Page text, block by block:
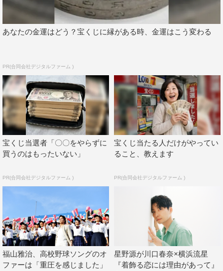
この日はほかに、関ジャニ∞、ゴールデンボンバー、
TWICE、福山雅治、WANIMAが出演する。
＜出演予定アーティストと演奏予定楽曲＞
関ジャニ∞「ここに」
ゴールデンボンバー「タツオ…嫁を俺にくれ」
TWICE「BDZ」
福山雅治「甲子園」
星野源「アイデア」
WANIMA「JUICE UP!!のテーマ」
※50音順
あなたの金運はどう？宝くじに縁がある時、金運はこう変わる
PR(合同会社デジタルファーム )
宝くじ当選者「〇〇をやらずに
買うのはもったいない」
PR(合同会社デジタルファーム )
宝くじ当たる人だけがやってい
ること、教えます
PR(合同会社デジタルファーム )
福山雅治、高校野球ソングのオ
ファーは「重圧を感じました」
星野源が川口春奈×横浜流星
『着飾る恋には理由があって』